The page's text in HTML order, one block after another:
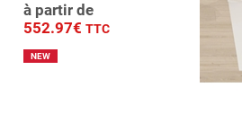
à partir de
552.97€ TTC
NEW